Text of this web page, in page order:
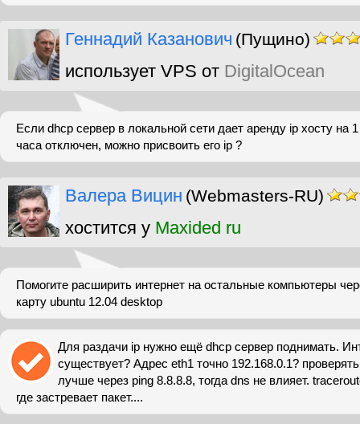
Геннадий Казанович (Пущино)
использует VPS от DigitalOcean
Если dhcp сервер в локальной сети дает аренду ip хосту на
часа отключен, можно присвоить его ip ?
Валера Вицин (Webmasters-RU)
хостится у Maxided ru
Помогите расширить интернет на остальные компьютеры
карту ubuntu 12.04 desktop
Для раздачи ip нужно ещё dhcp сервер поднимать.
существует? Адрес eth1 точно 192.168.0.1?
лучше через ping 8.8.8.8, тогда dns не влияет.
где застревает пакет....